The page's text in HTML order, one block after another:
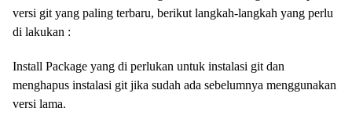
versi git yang paling terbaru, berikut langkah-langkah yang perlu
di lakukan :
Install Package yang di perlukan untuk instalasi git dan
menghapus instalasi git jika sudah ada sebelumnya menggunakan
versi lama.